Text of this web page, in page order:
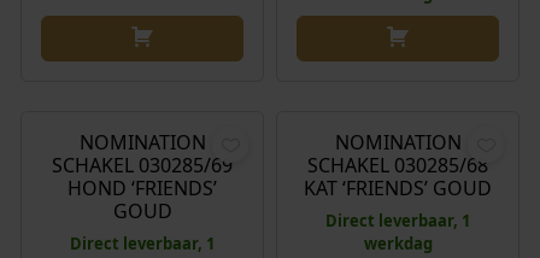
NOMINATION
SCHAKEL 030285/69
HOND ‘FRIENDS’
GOUD
Direct leverbaar, 1
NOMINATION
SCHAKEL 030285/68
KAT ‘FRIENDS’ GOUD
Direct leverbaar, 1
werkdag